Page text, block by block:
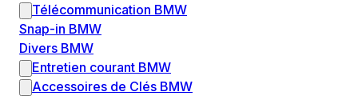
Télécommunication BMW
Snap-in BMW
Divers BMW
Entretien courant BMW
Accessoires de Clés BMW